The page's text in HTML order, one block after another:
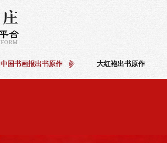
中国书画报出书原作 大红袍出书原作